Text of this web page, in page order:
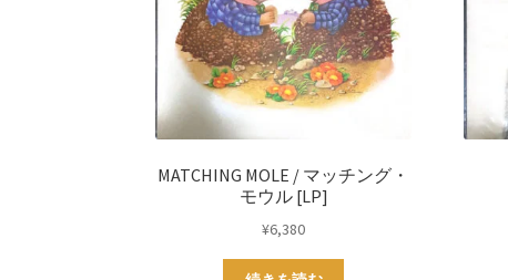
MATCHING MOLE / マッチング・
モウル [LP]
¥6,380